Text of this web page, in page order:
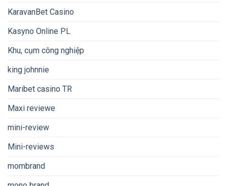
KaravanBet Casino
Kasyno Online PL
Khu, cụm công nghiệp
king johnnie
Maribet casino TR
Maxi reviewe
mini-review
Mini-reviews
mombrand